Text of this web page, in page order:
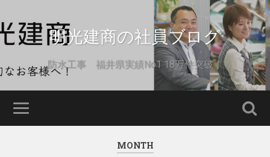
明光建商の社員ブログ
防水工事 福井県実績No1 18万件突破！
MONTH